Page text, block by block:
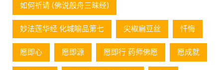
如何祈请 (佛说般舟三昧经)
妙法莲华经 化城喻品第七 尖椒扁豆丝 忏悔
愿即心 愿即源 愿即行 药师佛愿 愿成就